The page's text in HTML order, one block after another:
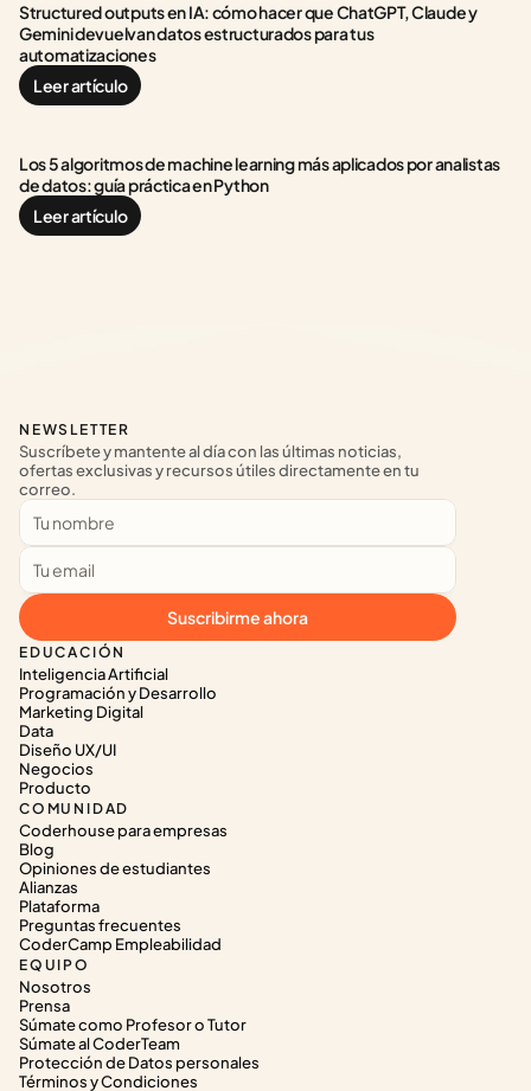
Structured outputs en IA: cómo hacer que ChatGPT, Claude y
Gemini devuelvan datos estructurados para tus
automatizaciones
Leer artículo
Los 5 algoritmos de machine learning más aplicados por analistas
de datos: guía práctica en Python
Leer artículo
EDUCACIÓN
Inteligencia Artificial
Programación y Desarrollo
Marketing Digital
Data
Diseño UX/UI
Negocios
Producto
COMUNIDAD
Coderhouse para empresas
Blog
Opiniones de estudiantes
Alianzas
Plataforma
Preguntas frecuentes
CoderCamp Empleabilidad
EQUIPO
Nosotros
Prensa
Súmate como Profesor o Tutor
Súmate al CoderTeam
Protección de Datos personales
Términos y Condiciones
NEWSLETTER
Suscríbete y mantente al día con las últimas noticias,
ofertas exclusivas y recursos útiles directamente en tu
correo.
Suscribirme ahora